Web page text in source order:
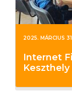
2025. MÁRCIUS
Internet